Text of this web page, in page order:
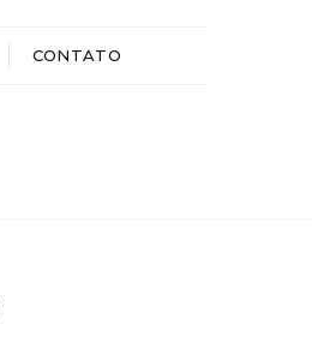
CONTATO